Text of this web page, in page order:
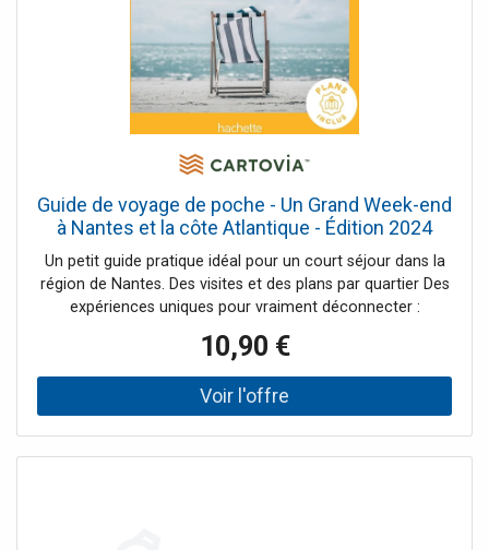
vivants, le top des meilleurs glaciers… Des plans des
quartiers de Palerme avec toutes les adresses localisées.
Des visites dans les environs pour changer d’époque,
prendre une bouffée d’air pur ou passer une journée au
bord de la mer : la cathédrale de Monreale et ses
mosaïques romanes, Ségeste et son temple grec, la
l’île d’Ustica… Des focus sur le baroque palermitain,
l’héritage arabo-normand de la ville, etc. Des propositions
de randonnées sur le Monte Pellegrino, sur le sentier
côtier de la réserve du Zingaro et sur l’île d’Ustica.
Guide de voyage de poche - Un Grand Week-end
à Nantes et la côte Atlantique - Édition 2024
Hachette
Un petit guide pratique idéal pour un court séjour dans la
région de Nantes. Des visites et des plans par quartier Des
expériences uniques pour vraiment déconnecter :
mafia nantaise dans un Escape Game original, remonter
l’Erdre à la rame, apprendre à cuisiner les algues, monter à
cheval sur la plage ou dans les marais de Brière. Les plus
belles balades à faire à pied, à vélo dans la région : le
10,90 €